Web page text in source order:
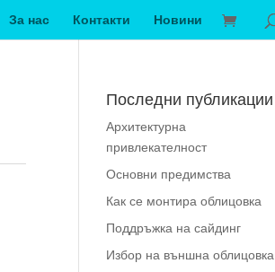
За нас Контакти Новини
Последни публикации
Архитектурна
привлекателност
Основни предимства
Как се монтира облицовка
Поддръжка на сайдинг
Избор на външна облицовка